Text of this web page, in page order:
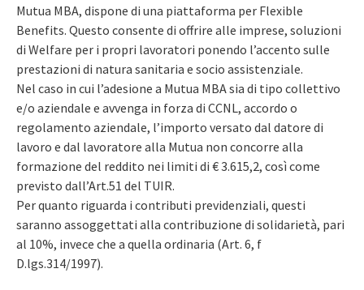
Mutua MBA, dispone di una piattaforma per Flexible
Benefits. Questo consente di offrire alle imprese, soluzioni
di Welfare per i propri lavoratori ponendo l’accento sulle
prestazioni di natura sanitaria e socio assistenziale.
Nel caso in cui l’adesione a Mutua MBA sia di tipo collettivo
e/o aziendale e avvenga in forza di CCNL, accordo o
regolamento aziendale, l’importo versato dal datore di
lavoro e dal lavoratore alla Mutua non concorre alla
formazione del reddito nei limiti di € 3.615,2, così come
previsto dall’Art.51 del TUIR.
Per quanto riguarda i contributi previdenziali, questi
saranno assoggettati alla contribuzione di solidarietà, pari
al 10%, invece che a quella ordinaria (Art. 6, f
D.lgs.314/1997).